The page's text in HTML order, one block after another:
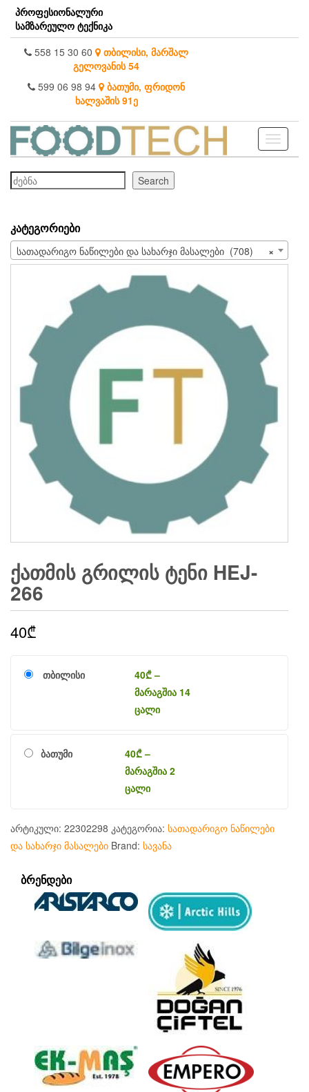
Skip
the
content
პროფესიონალური
სამზარეულო ტექნიკა
558 15 30 60 თბილისი, მარშალ
გელოვანის 54
599 06 98 94 ბათუმი, ფრიდონ
ხალვაშის 91ე
Toggle
ძებნა
Search
ᲙᲐᲢᲔᲒᲝᲠᲘᲔᲑᲘ
×
სათადარიგო ნაწილები და სახარჯი მასალები (708)
ᲥᲐᲗᲛᲘᲡ ᲒᲠᲘᲚᲘᲡ ᲢᲔᲜᲘ HEJ-
266
40₾
თბილისი 40₾–
მარაგშია 14
ცალი
ბათუმი 40₾–
მარაგშია 2
ცალი
არტიკული: 22302298 კატეგორია: სათადარიგო ნაწილები
და სახარჯი მასალები Brand: სავანა
ᲑᲠᲔᲜᲓᲔᲑᲘ